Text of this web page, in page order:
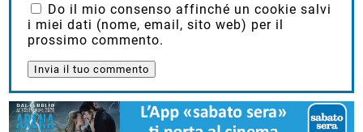
Do il mio consenso affinché un cookie salvi
i miei dati (nome, email, sito web) per il
prossimo commento.